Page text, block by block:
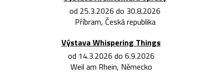
od 25.3.2026 do 30.8.2026
Příbram, Česká republika
Výstava Whispering Things
od 14.3.2026 do 6.9.2026
Weil am Rhein, Německo